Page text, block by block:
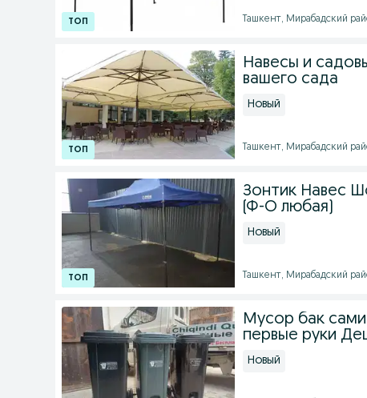
Ташкент, Мирабадский
Навесы и
вашего сада
Новый
Ташкент, Мирабадский
Зонтик Навес
(Ф-О любая)
Новый
Ташкент, Мирабадский
Мусор бак
первые руки
Новый